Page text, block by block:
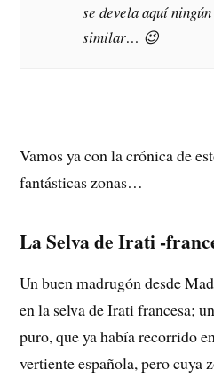
se devela aquí
similar… 😉
Vamos ya con la crónica de
fantásticas zonas…
La Selva de Irati -
Un buen madrugón desde
en la selva de Irati francesa;
puro, que ya había recorrido
vertiente española, pero cuya